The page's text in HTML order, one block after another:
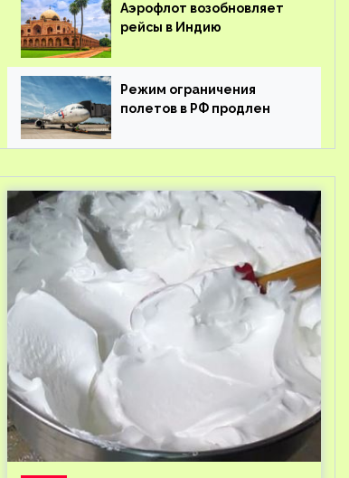
Аэрофлот возобновляет
рейсы в Индию
Режим ограничения
полетов в РФ продлен